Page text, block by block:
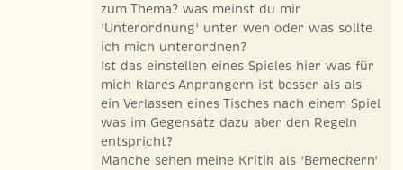
zum Thema? was meinst du mir
'Unterordnung' unter wen oder was sollte
ich mich unterordnen?
Ist das einstellen eines Spieles hier was für
mich klares Anprangern ist besser als als
ein Verlassen eines Tisches nach einem Spiel
was im Gegensatz dazu aber den Regeln
entspricht?
Manche sehen meine Kritik als 'Bemeckern'